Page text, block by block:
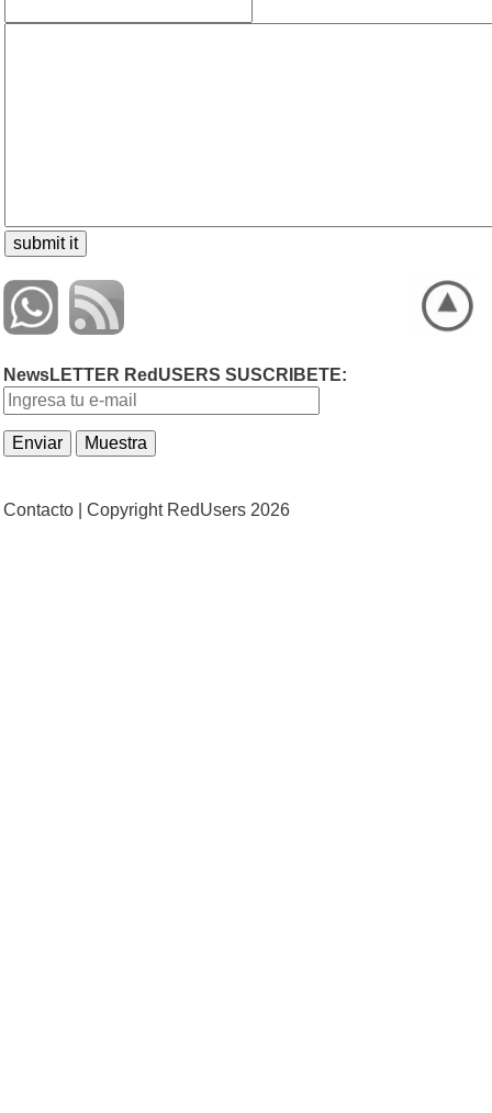
NewsLETTER RedUSERS SUSCRIBETE:
Contacto | Copyright RedUsers 2026